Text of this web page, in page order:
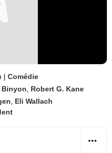
| Comédie
Binyon
Robert G. Kane
Eli Wallach